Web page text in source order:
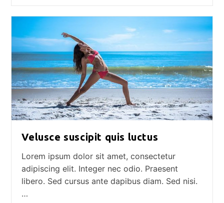
Velusce suscipit quis luctus
Lorem ipsum dolor sit amet, consectetur
adipiscing elit. Integer nec odio. Praesent
libero. Sed cursus ante dapibus diam. Sed nisi.
…